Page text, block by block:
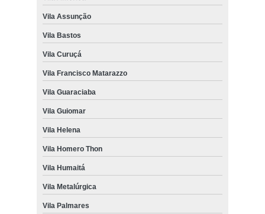
Vila Assunção
Vila Bastos
Vila Curuçá
Vila Francisco Matarazzo
Vila Guaraciaba
Vila Guiomar
Vila Helena
Vila Homero Thon
Vila Humaitá
Vila Metalúrgica
Vila Palmares